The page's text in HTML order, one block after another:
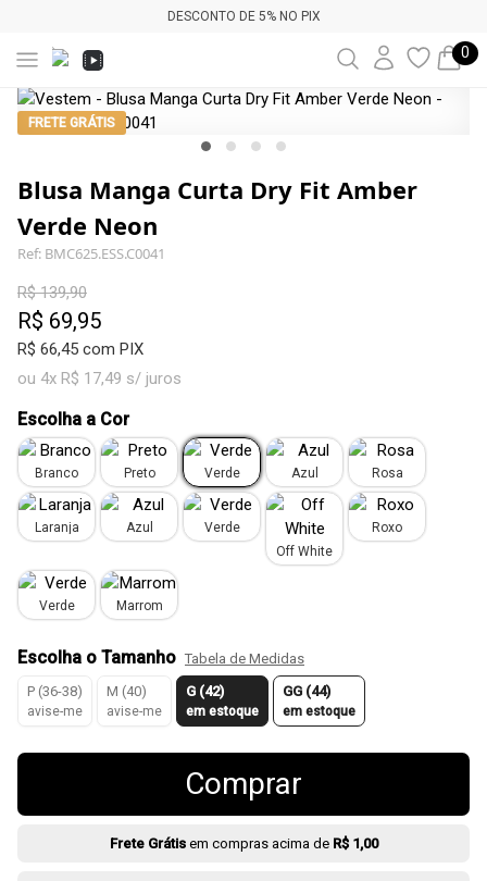
DESCONTO DE 5% NO PIX
0
FRETE GRÁTIS
Blusa Manga Curta Dry Fit Amber
Verde Neon
Ref: BMC625.ESS.C0041
R$ 139,90
R$ 69,95
R$ 66,45 com PIX
ou 4x R$ 17,49 s/ juros
Escolha a Cor
Branco Preto Verde Azul Rosa
Laranja Azul
Verde
Off White
Roxo
Verde Marrom
Escolha o Tamanho Tabela de Medidas
P (36-38)
avise-me
M (40)
avise-me
G (42)
em estoque
GG (44)
em estoque
Comprar
Frete Grátisem compras acima de R$ 1,00